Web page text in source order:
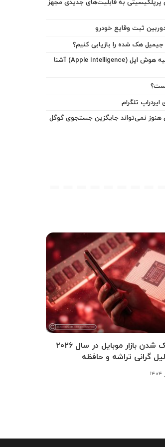
به قابلیت‌های جدیدی مجهز
ثبت وقایع خودرو
هک شده را بازیابی کنیم؟
با ۱۰ ویژگی اولیه هوش اپل (Apple Intelligence) آشنا
تلگرام
نمی‌تواند جایگزین جستجوی گوگل
کوچک شدن بازار موبایل در سال ۲۰۲۶
گرانی تراشه و حافظه